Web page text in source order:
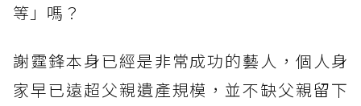
等」嗎？
謝霆鋒本身已經是非常成功的藝人，個人身
家早已遠超父親遺產規模，並不缺父親留下